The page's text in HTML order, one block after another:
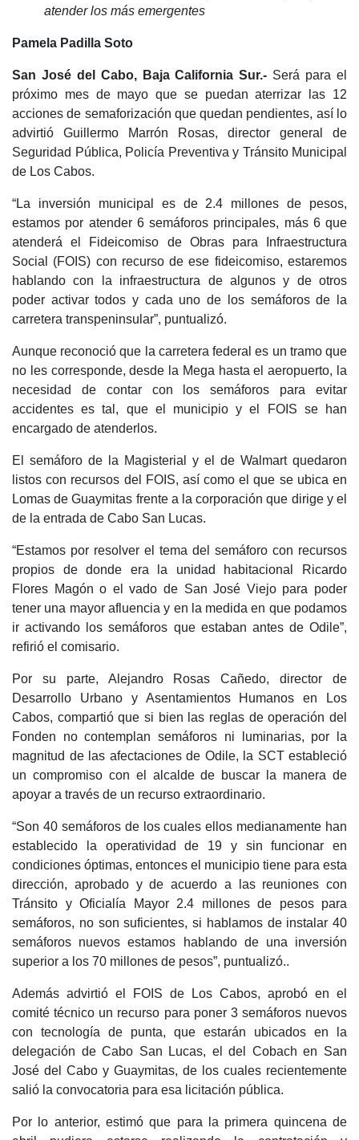
atender los más emergentes
Pamela Padilla Soto
San José del Cabo, Baja California Sur.- Será para el
próximo mes de mayo que se puedan aterrizar las 12
acciones de semaforización que quedan pendientes, así lo
advirtió Guillermo Marrón Rosas, director general de
Seguridad Pública, Policía Preventiva y Tránsito Municipal
de Los Cabos.
“La inversión municipal es de 2.4 millones de pesos,
estamos por atender 6 semáforos principales, más 6 que
atenderá el Fideicomiso de Obras para Infraestructura
Social (FOIS) con recurso de ese fideicomiso, estaremos
hablando con la infraestructura de algunos y de otros
poder activar todos y cada uno de los semáforos de la
carretera transpeninsular”, puntualizó.
Aunque reconoció que la carretera federal es un tramo que
no les corresponde, desde la Mega hasta el aeropuerto, la
necesidad de contar con los semáforos para evitar
accidentes es tal, que el municipio y el FOIS se han
encargado de atenderlos.
El semáforo de la Magisterial y el de Walmart quedaron
listos con recursos del FOIS, así como el que se ubica en
Lomas de Guaymitas frente a la corporación que dirige y el
de la entrada de Cabo San Lucas.
“Estamos por resolver el tema del semáforo con recursos
propios de donde era la unidad habitacional Ricardo
Flores Magón o el vado de San José Viejo para poder
tener una mayor afluencia y en la medida en que podamos
ir activando los semáforos que estaban antes de Odile”,
refirió el comisario.
Por su parte, Alejandro Rosas Cañedo, director de
Desarrollo Urbano y Asentamientos Humanos en Los
Cabos, compartió que si bien las reglas de operación del
Fonden no contemplan semáforos ni luminarias, por la
magnitud de las afectaciones de Odile, la SCT estableció
un compromiso con el alcalde de buscar la manera de
apoyar a través de un recurso extraordinario.
“Son 40 semáforos de los cuales ellos medianamente han
establecido la operatividad de 19 y sin funcionar en
condiciones óptimas, entonces el municipio tiene para esta
dirección, aprobado y de acuerdo a las reuniones con
Tránsito y Oficialía Mayor 2.4 millones de pesos para
semáforos, no son suficientes, si hablamos de instalar 40
semáforos nuevos estamos hablando de una inversión
superior a los 70 millones de pesos”, puntualizó..
Además advirtió el FOIS de Los Cabos, aprobó en el
comité técnico un recurso para poner 3 semáforos nuevos
con tecnología de punta, que estarán ubicados en la
delegación de Cabo San Lucas, el del Cobach en San
José del Cabo y Guaymitas, de los cuales recientemente
salió la convocatoria para esa licitación pública.
Por lo anterior, estimó que para la primera quincena de